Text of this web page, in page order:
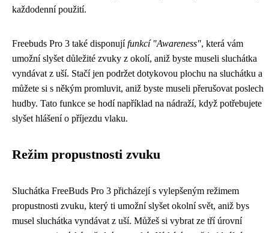
každodenní použití.
Freebuds Pro 3 také disponujífunkcí "Awareness", která vám
umožní slyšet důležité zvuky z okolí, aniž byste museli sluchátka
vyndávat z uší. Stačí jen podržet dotykovou plochu na sluchátku a
můžete si s někým promluvit, aniž byste museli přerušovat poslech
hudby. Tato funkce se hodí například na nádraží, když potřebujete
slyšet hlášení o příjezdu vlaku.
Režim propustnosti zvuku
Sluchátka FreeBuds Pro 3 přicházejí s vylepšeným režimem
propustnosti zvuku, který ti umožní slyšet okolní svět, aniž bys
musel sluchátka vyndávat z uší. Můžeš si vybrat ze tří úrovní